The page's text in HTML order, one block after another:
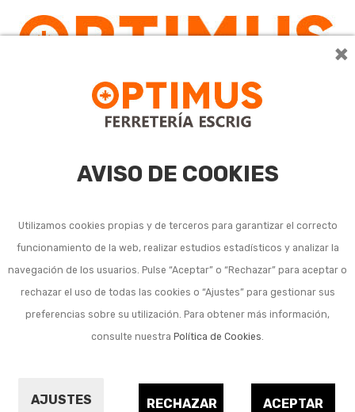
×
AVISO DE COOKIES
Utilizamos cookies propias y de terceros para garantizar el correcto
funcionamiento de la web, realizar estudios estadísticos y analizar la
navegación de los usuarios. Pulse “Aceptar” o “Rechazar” para aceptar o
rechazar el uso de todas las cookies o “Ajustes” para gestionar sus
preferencias sobre su utilización. Para obtener más información,
consulte nuestra Política de Cookies.
AJUSTES ACEPTAR
RECHAZAR